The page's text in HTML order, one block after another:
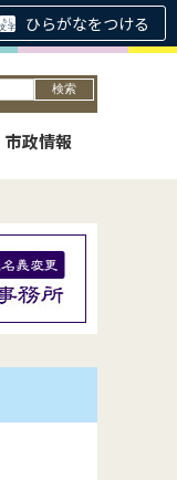
ひらがなをつける
市政情報